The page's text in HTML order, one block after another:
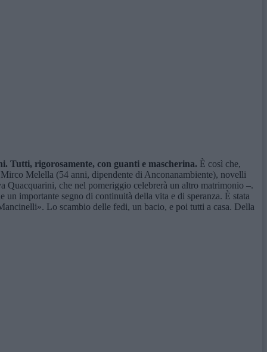
Tutti, rigorosamente, con guanti e mascherina. È così che,
Melella (54 anni, dipendente di Anconanambiente), novelli
Quacquarini, che nel pomeriggio celebrerà un altro matrimonio –.
importante segno di continuità della vita e di speranza. È stata
Lo scambio delle fedi, un bacio, e poi tutti a casa. Della